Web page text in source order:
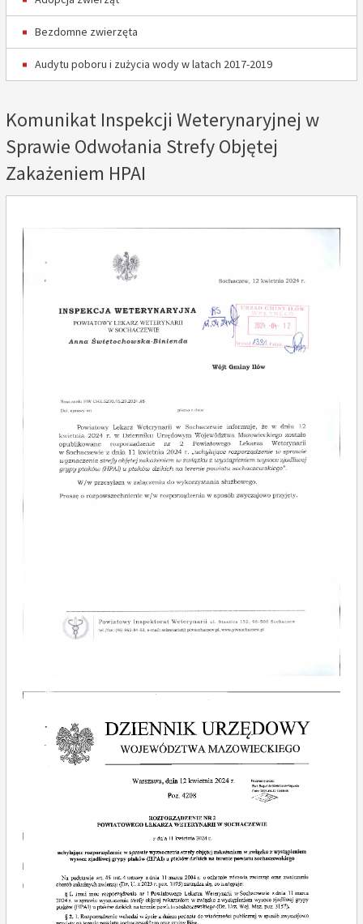
Bezdomne zwierzęta
Audytu poboru i zużycia wody w latach 2017-2019
Komunikat Inspekcji Weterynaryjnej w
Sprawie Odwołania Strefy Objętej
Zakażeniem HPAI